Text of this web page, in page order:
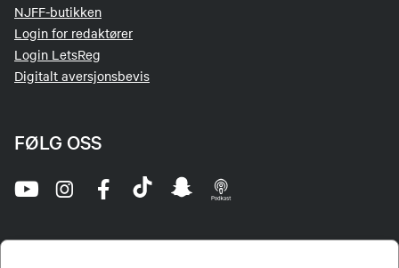
NJFF-butikken
Login for redaktører
Login LetsReg
Digitalt aversjonsbevis
FØLG OSS